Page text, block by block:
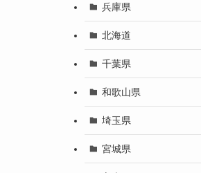
兵庫県
北海道
千葉県
和歌山県
埼玉県
宮城県